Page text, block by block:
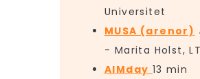
Universitet
MUSA (arenor)
- Marita Holst,
AIMday 13 min